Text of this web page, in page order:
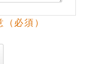
必須）